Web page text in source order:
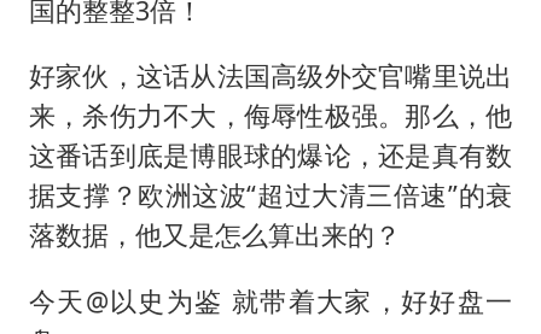
国的整整3倍！
好家伙，这话从法国高级外交官嘴里说出
来，杀伤力不大，侮辱性极强。那么，他
这番话到底是博眼球的爆论，还是真有数
据支撑？欧洲这波“超过大清三倍速”的衰
落数据，他又是怎么算出来的？
今天@以史为鉴 就带着大家，好好盘一